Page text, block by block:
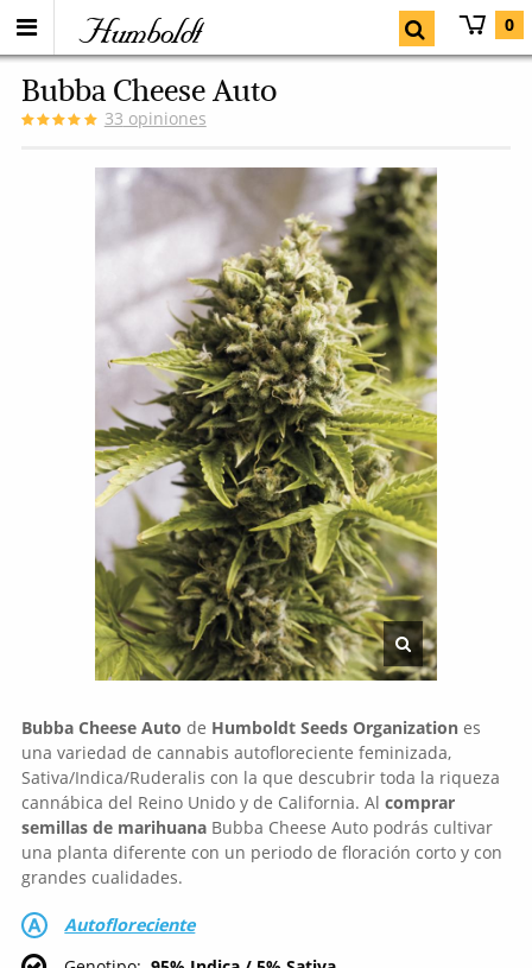
Humboldt 0
Bubba Cheese Auto
33 opiniones
Bubba Cheese Auto de Humboldt Seeds Organizationes
una variedad de cannabis autofloreciente feminizada,
Sativa/Indica/Ruderalis con la que descubrir toda la riqueza
cannábica del Reino Unido y de California. Al comprar
semillas de marihuanaBubba Cheese Auto podrás cultivar
una planta diferente con un periodo de floración corto y con
grandes cualidades.
Autofloreciente